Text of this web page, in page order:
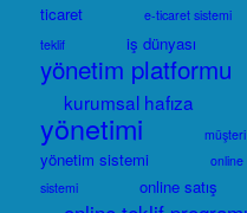
ticaret
e-ticaret sistemi
teklif
iş dünyası
yönetim platformu
kurumsal hafıza
yönetimi
yönetim sistemi
online
sistemi
online satış